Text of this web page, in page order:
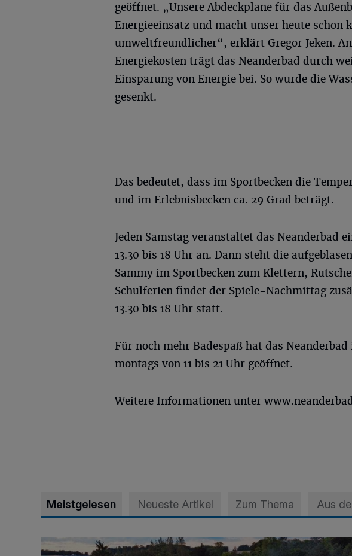
geöffnet. „Unsere Abdeckplane für das
Energieeinsatz und macht unser heute schon
umweltfreundlicher“, erklärt Gregor Jeken.
Energiekosten trägt das Neanderbad durch
Einsparung von Energie bei. So wurde die
gesenkt.
Das bedeutet, dass im Sportbecken die
und im Erlebnisbecken ca. 29 Grad beträgt.
Jeden Samstag veranstaltet das Neanderbad
13.30 bis 18 Uhr an. Dann steht die
Sammy im Sportbecken zum Klettern,
Schulferien findet der Spiele-Nachmittag
13.30 bis 18 Uhr statt.
Für noch mehr Badespaß hat das
montags von 11 bis 21 Uhr geöffnet.
Weitere Informationen unter
Meistgelesen Neueste Artikel Zum Thema Aus
Vier Tage mit vollem Programm